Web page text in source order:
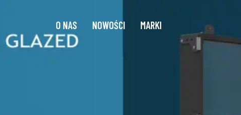
O NAS NOWOŚCI MARKI